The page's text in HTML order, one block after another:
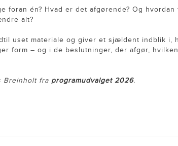
foran én? Hvad er det afgørende? Og hvordan
alt?
uset materiale og giver et sjældent indblik i,
form – og i de beslutninger, der afgør, hvilken
Breinholt fra programudvalget 2026.